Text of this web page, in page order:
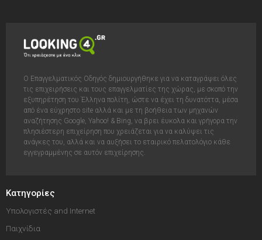
Ο Επαγγελματικός Οδηγός δημιουργήθηκε για να καταγράψει όλες
τις επιχειρήσεις και τους επαγγελματίες της χώρας, με σκοπό την
εξυπηρέτηση του Έλληνα πολίτη, ώστε να έχει τη δυνατόττα, μέσα
από ένα εύχρηστο site αλλά και με τη βοήθεια των μηχανών
αναζήτησης Google, Yahoo! & Bing, να βρει έυκολα και γρήγορα την
πλησιέστερη επιχείρηση που χρειάζεται για να καλύψει τις
ανάγκες του, αλλά και να αυξήσει το εταιρικό πελατολόγιο κάθε
εγγεγραμμένης σε αυτόν επιχείρησης.
Κατηγορίες
Υπολογιστές and Internet
Παιχνίδια